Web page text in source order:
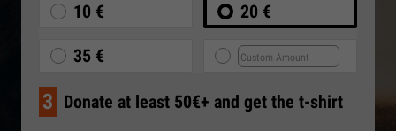
10 € 20 €
35 €
3 Donate at least 50€+ and get the t-shirt